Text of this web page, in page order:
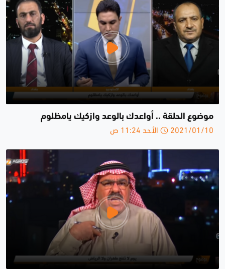
موضوع الحلقة .. أواعدك بالوعد وازكيك يامظلوم
2021/01/10 الأحد 11:24 ص